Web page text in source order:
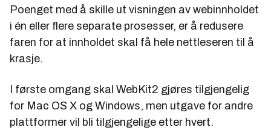
Poenget med å skille ut visningen av webinnholdet
i én eller flere separate prosesser, er å redusere
faren for at innholdet skal få hele nettleseren til å
krasje.
I første omgang skal WebKit2 gjøres tilgjengelig
for Mac OS X og Windows, men utgave for andre
plattformer vil bli tilgjengelige etter hvert.